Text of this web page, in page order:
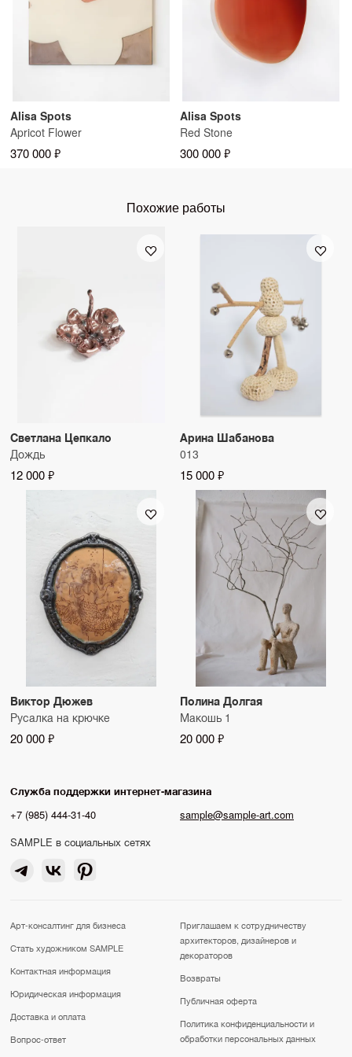
Alisa Spots
Apricot Flower
370 000 ₽
Alisa Spots
Red Stone
300 000 ₽
Похожие работы
Светлана Цепкало
Дождь
12 000 ₽
Арина Шабанова
013
15 000 ₽
Виктор Дюжев
Русалка на крючке
20 000 ₽
Полина Долгая
Макошь 1
20 000 ₽
Служба поддержки интернет-магазина
+7 (985) 444-31-40
sample@sample-art.com
SAMPLE в социальных сетях
Арт-консалтинг для бизнеса
Стать художником SAMPLE
Контактная информация
Юридическая информация
Доставка и оплата
Вопрос-ответ
Приглашаем к сотрудничеству
архитекторов, дизайнеров и
декораторов
Возвраты
Публичная оферта
Политика конфиденциальности и
обработки персональных данных